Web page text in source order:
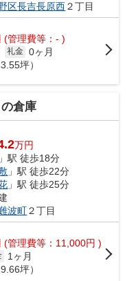
区長吉長原西２丁目
(管理費等：- )
礼金 0ヶ月
坪）
倉庫
万円
」駅 徒歩18分
」駅 徒歩22分
」駅 徒歩25分
波町２丁目
(管理費等：11,000円 )
1ヶ月
坪）